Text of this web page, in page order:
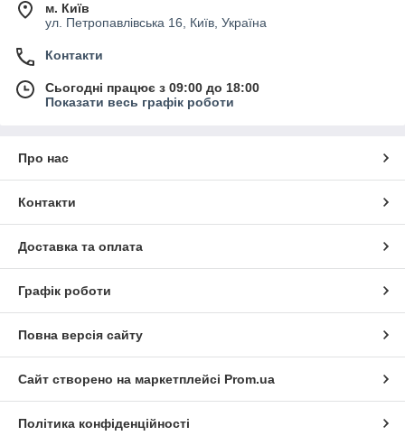
м. Київ
ул. Петропавлівська 16, Київ, Україна
Контакти
Сьогодні працює з 09:00 до 18:00
Показати весь графік роботи
Про нас
Контакти
Доставка та оплата
Графік роботи
Повна версія сайту
Сайт створено на маркетплейсі Prom.ua
Політика конфіденційності